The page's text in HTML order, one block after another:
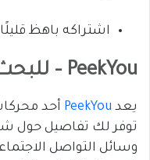
اشتراكه باهظ قليلًا
PeekYou – للبحث عن اسم محدد
يعد PeekYou أحد
توفر لك تفاصيل حول
وسائل التواصل